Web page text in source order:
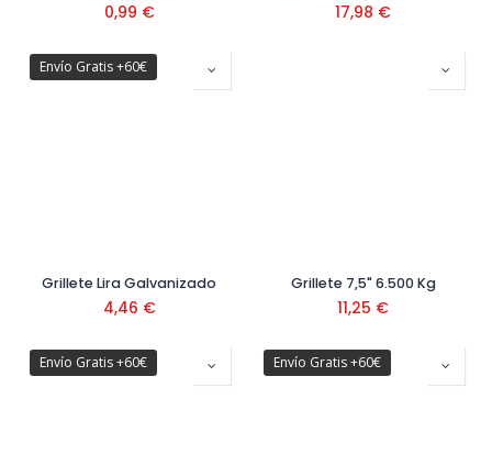
0,99 € 17,98 €
Envío Gratis +60€
Grillete Lira Galvanizado
4,46 €
Grillete 7,5" 6.500 Kg
11,25 €
Envío Gratis +60€ Envío Gratis +60€